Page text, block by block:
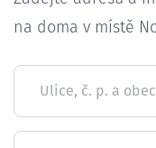
na doma v místě
Ulice, č. p. a obec